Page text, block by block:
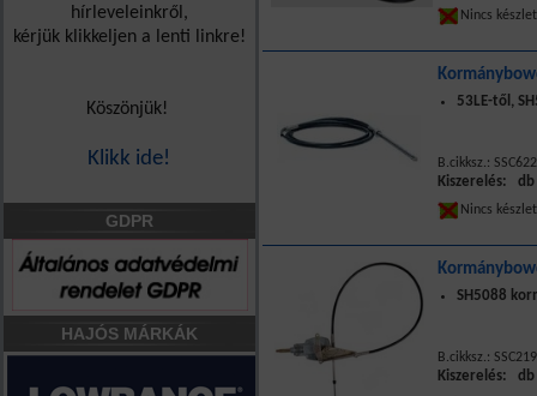
hírleveleinkről,
kérjük klikkeljen a lenti linkre!
Köszönjük!
Klikk ide!
GDPR
HAJÓS MÁRKÁK
Nincs
53LE-től,
B.cikksz.:
Kiszerelés: db
Nincs
SH5088
B.cikksz.:
Kiszerelés: db